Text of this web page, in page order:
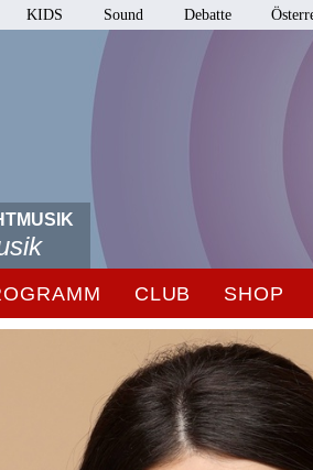
KIDS Sound Debatte
CLUB SHOP